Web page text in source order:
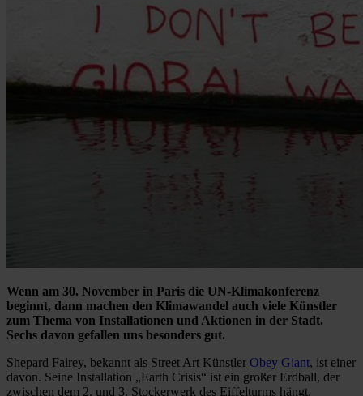
Wenn am 30. November in Paris die UN-Klimakonferenz
beginnt, dann machen den Klimawandel auch viele Künstler
zum Thema von Installationen und Aktionen in der Stadt.
Sechs davon gefallen uns besonders gut.
Shepard Fairey, bekannt als Street Art Künstler Obey Giant, ist einer
davon. Seine Installation „Earth Crisis“ ist ein großer Erdball, der
zwischen dem 2. und 3. Stockerwerk des Eiffelturms hängt.